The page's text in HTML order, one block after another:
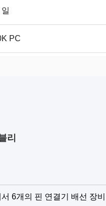
PC
리
6개의 핀 연결기 배선 장비